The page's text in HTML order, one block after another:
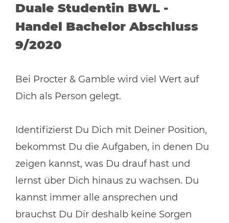
Duale Studentin BWL -
Handel Bachelor Abschluss
9/2020
Bei Procter & Gamble wird viel Wert auf
Dich als Person gelegt.
Identifizierst Du Dich mit Deiner Position,
bekommst Du die Aufgaben, in denen Du
zeigen kannst, was Du drauf hast und
lernst über Dich hinaus zu wachsen. Du
kannst immer alle ansprechen und
brauchst Du Dir deshalb keine Sorgen